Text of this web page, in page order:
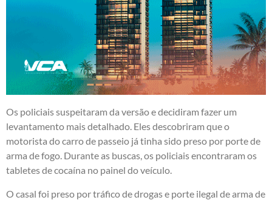
Os policiais suspeitaram da versão e decidiram fazer um
levantamento mais detalhado. Eles descobriram que o
motorista do carro de passeio já tinha sido preso por porte de
arma de fogo. Durante as buscas, os policiais encontraram os
tabletes de cocaína no painel do veículo.
O casal foi preso por tráfico de drogas e porte ilegal de arma de